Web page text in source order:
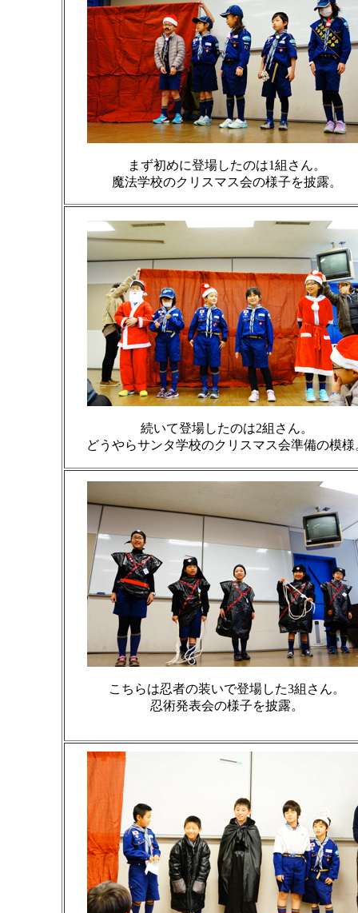
まず初めに登場したのは1組さん。
魔法学校のクリスマス会の様子を披露。
続いて登場したのは2組さん。
どうやらサンタ学校のクリスマス会準備の模様
こちらは忍者の装いで登場した3組さん。
忍術発表会の様子を披露。